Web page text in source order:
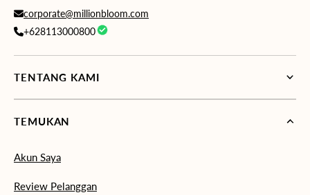
corporate@millionbloom.com
+628113000800
TENTANG KAMI
TEMUKAN
Akun Saya
Review Pelanggan